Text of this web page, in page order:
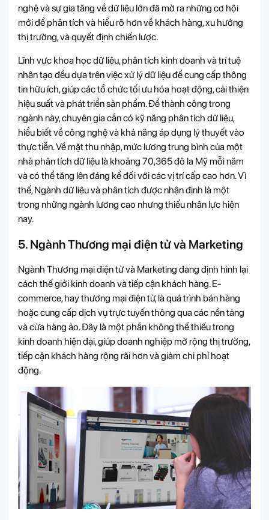
nghệ và sự gia tăng về dữ liệu lớn đã mở ra những cơ hội
mới để phân tích và hiểu rõ hơn về khách hàng, xu hướng
thị trường, và quyết định chiến lược.
Lĩnh vực khoa học dữ liệu, phân tích kinh doanh và trí tuệ
nhân tạo đều dựa trên việc xử lý dữ liệu để cung cấp thông
tin hữu ích, giúp các tổ chức tối ưu hóa hoạt động, cải thiện
hiệu suất và phát triển sản phẩm. Để thành công trong
ngành này, chuyên gia cần có kỹ năng phân tích dữ liệu,
hiểu biết về công nghệ và khả năng áp dụng lý thuyết vào
thực tiễn. Về mặt thu nhập, mức lương trung bình của một
nhà phân tích dữ liệu là khoảng 70,365 đô la Mỹ mỗi năm
và có thể tăng lên đáng kể đối với các vị trí cấp cao hơn. Vì
thế, Ngành dữ liệu và phân tích được nhận định là một
trong những ngành lương cao nhưng thiếu nhân lực hiện
nay.
5. Ngành Thương mại điện tử và Marketing
Ngành Thương mại điện tử và Marketing đang định hình lại
cách thế giới kinh doanh và tiếp cận khách hàng. E-
commerce, hay thương mại điện tử, là quá trình bán hàng
hoặc cung cấp dịch vụ trực tuyến thông qua các nền tảng
và cửa hàng ảo. Đây là một phần không thể thiếu trong
kinh doanh hiện đại, giúp doanh nghiệp mở rộng thị trường,
tiếp cận khách hàng rộng rãi hơn và giảm chi phí hoạt
động.